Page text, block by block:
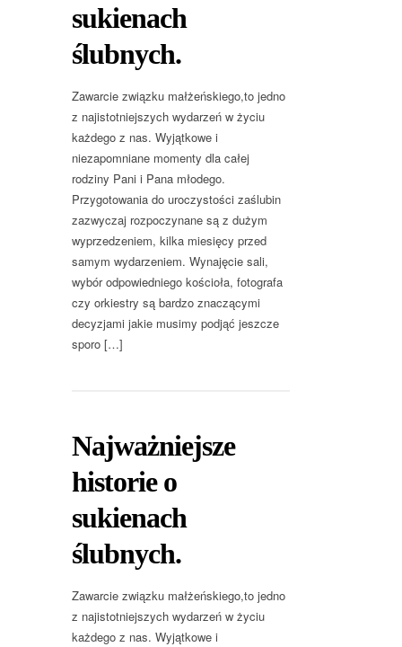
sukienach
ślubnych.
Zawarcie związku małżeńskiego,to jedno
z najistotniejszych wydarzeń w życiu
każdego z nas. Wyjątkowe i
niezapomniane momenty dla całej
rodziny Pani i Pana młodego.
Przygotowania do uroczystości zaślubin
zazwyczaj rozpoczynane są z dużym
wyprzedzeniem, kilka miesięcy przed
samym wydarzeniem. Wynajęcie sali,
wybór odpowiedniego kościoła, fotografa
czy orkiestry są bardzo znaczącymi
decyzjami jakie musimy podjąć jeszcze
sporo […]
Najważniejsze
historie o
sukienach
ślubnych.
Zawarcie związku małżeńskiego,to jedno
z najistotniejszych wydarzeń w życiu
każdego z nas. Wyjątkowe i